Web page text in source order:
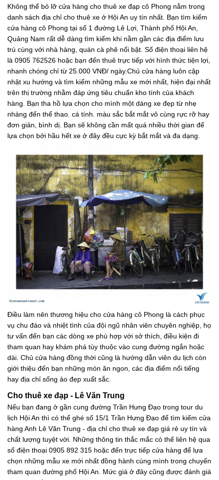
Không thể bỏ lỡ cửa hàng cho thuê xe đạp cô Phong nằm trong
danh sách địa chỉ cho thuê xe ở Hội An uy tín nhất. Bạn tìm kiếm
cửa hàng cô Phong tại số 1 đường Lê Lợi, Thành phố Hội An,
Quảng Nam rất dễ dàng tìm kiếm khi nằm gần các địa điểm lưu
trú cùng với nhà hàng, quán cà phê nổi bật. Số điện thoại liên hệ
là 0905 762526 hoặc bạn đến thuê trực tiếp với hình thức tiện lợi,
nhanh chóng chỉ từ 25.000 VNĐ/ ngày.Chủ cửa hàng luôn cập
nhật xu hướng và tìm kiếm những mẫu xe mới nhất, hiện đại nhất
trên thị trường nhằm đáp ứng tiêu chuẩn kho tính của khách
hàng. Bạn tha hồ lựa chọn cho mình một dáng xe đẹp từ nhẹ
nhàng đến thể thao. cá tính. màu sắc bắt mắt vô cùng rực rỡ hay
đơn giản, bình dị. Bạn sẽ không cần mất quá nhiều thời gian để
lựa chọn bởi hầu hết xe ở đây đều cực kỳ bắt mắt và đa dạng.
Điều làm nên thương hiệu cho cửa hàng cô Phong là cách phục
vụ chu đáo và nhiệt tình của đội ngũ nhân viên chuyên nghiệp, họ
tư vấn đến bạn các dòng xe phù hợp với sở thích, điều kiện đi
tham quan hay khám phá tùy thuộc vào cung đường ngắn hoặc
dài. Chủ cửa hàng đồng thời cũng là hướng dẫn viên du lịch còn
giới thiệu đến bạn những món ăn ngon, các địa điểm nổi tiếng
hay địa chỉ sống ảo đẹp xuất sắc.
Cho thuê xe đạp - Lê Văn Trung
Nếu bạn đang ở gần cung đường Trần Hưng Đạo trong tour du
lịch Hội An thì có thể ghé số 15/1 Trần Hưng Đạo để tìm kiếm cửa
hàng Anh Lê Văn Trung - địa chỉ cho thuê xe đạp giá rẻ uy tín và
chất lượng tuyệt vời. Những thông tin thắc mắc có thể liên hệ qua
số điện thoại 0905 892 315 hoặc đến trực tiếp cửa hàng để lựa
chọn những mẫu xe mới nhất đồng hành cùng mình trong chuyến
tham quan đường phố Hội An. Mức giá ở đây cũng được đánh giá